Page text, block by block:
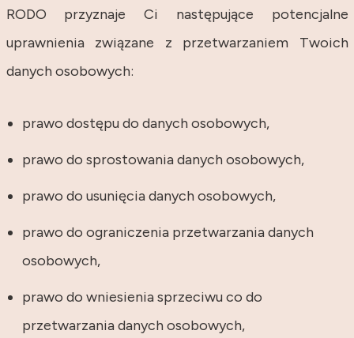
RODO przyznaje Ci następujące potencjalne
uprawnienia związane z przetwarzaniem Twoich
danych osobowych:
prawo dostępu do danych osobowych,
prawo do sprostowania danych osobowych,
prawo do usunięcia danych osobowych,
prawo do ograniczenia przetwarzania danych
osobowych,
prawo do wniesienia sprzeciwu co do
przetwarzania danych osobowych,